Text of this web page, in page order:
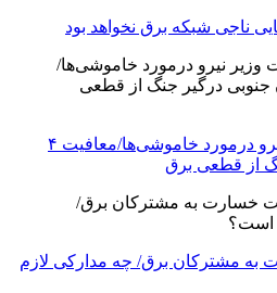
ناجی شبکه برق نخواهد بود
آخرین اظهارات وزیر نیرو درمورد خاموشی‌ها/معافیت ۴
از قطعی برق
به مشترکان برق/ چه مدارکی لازم